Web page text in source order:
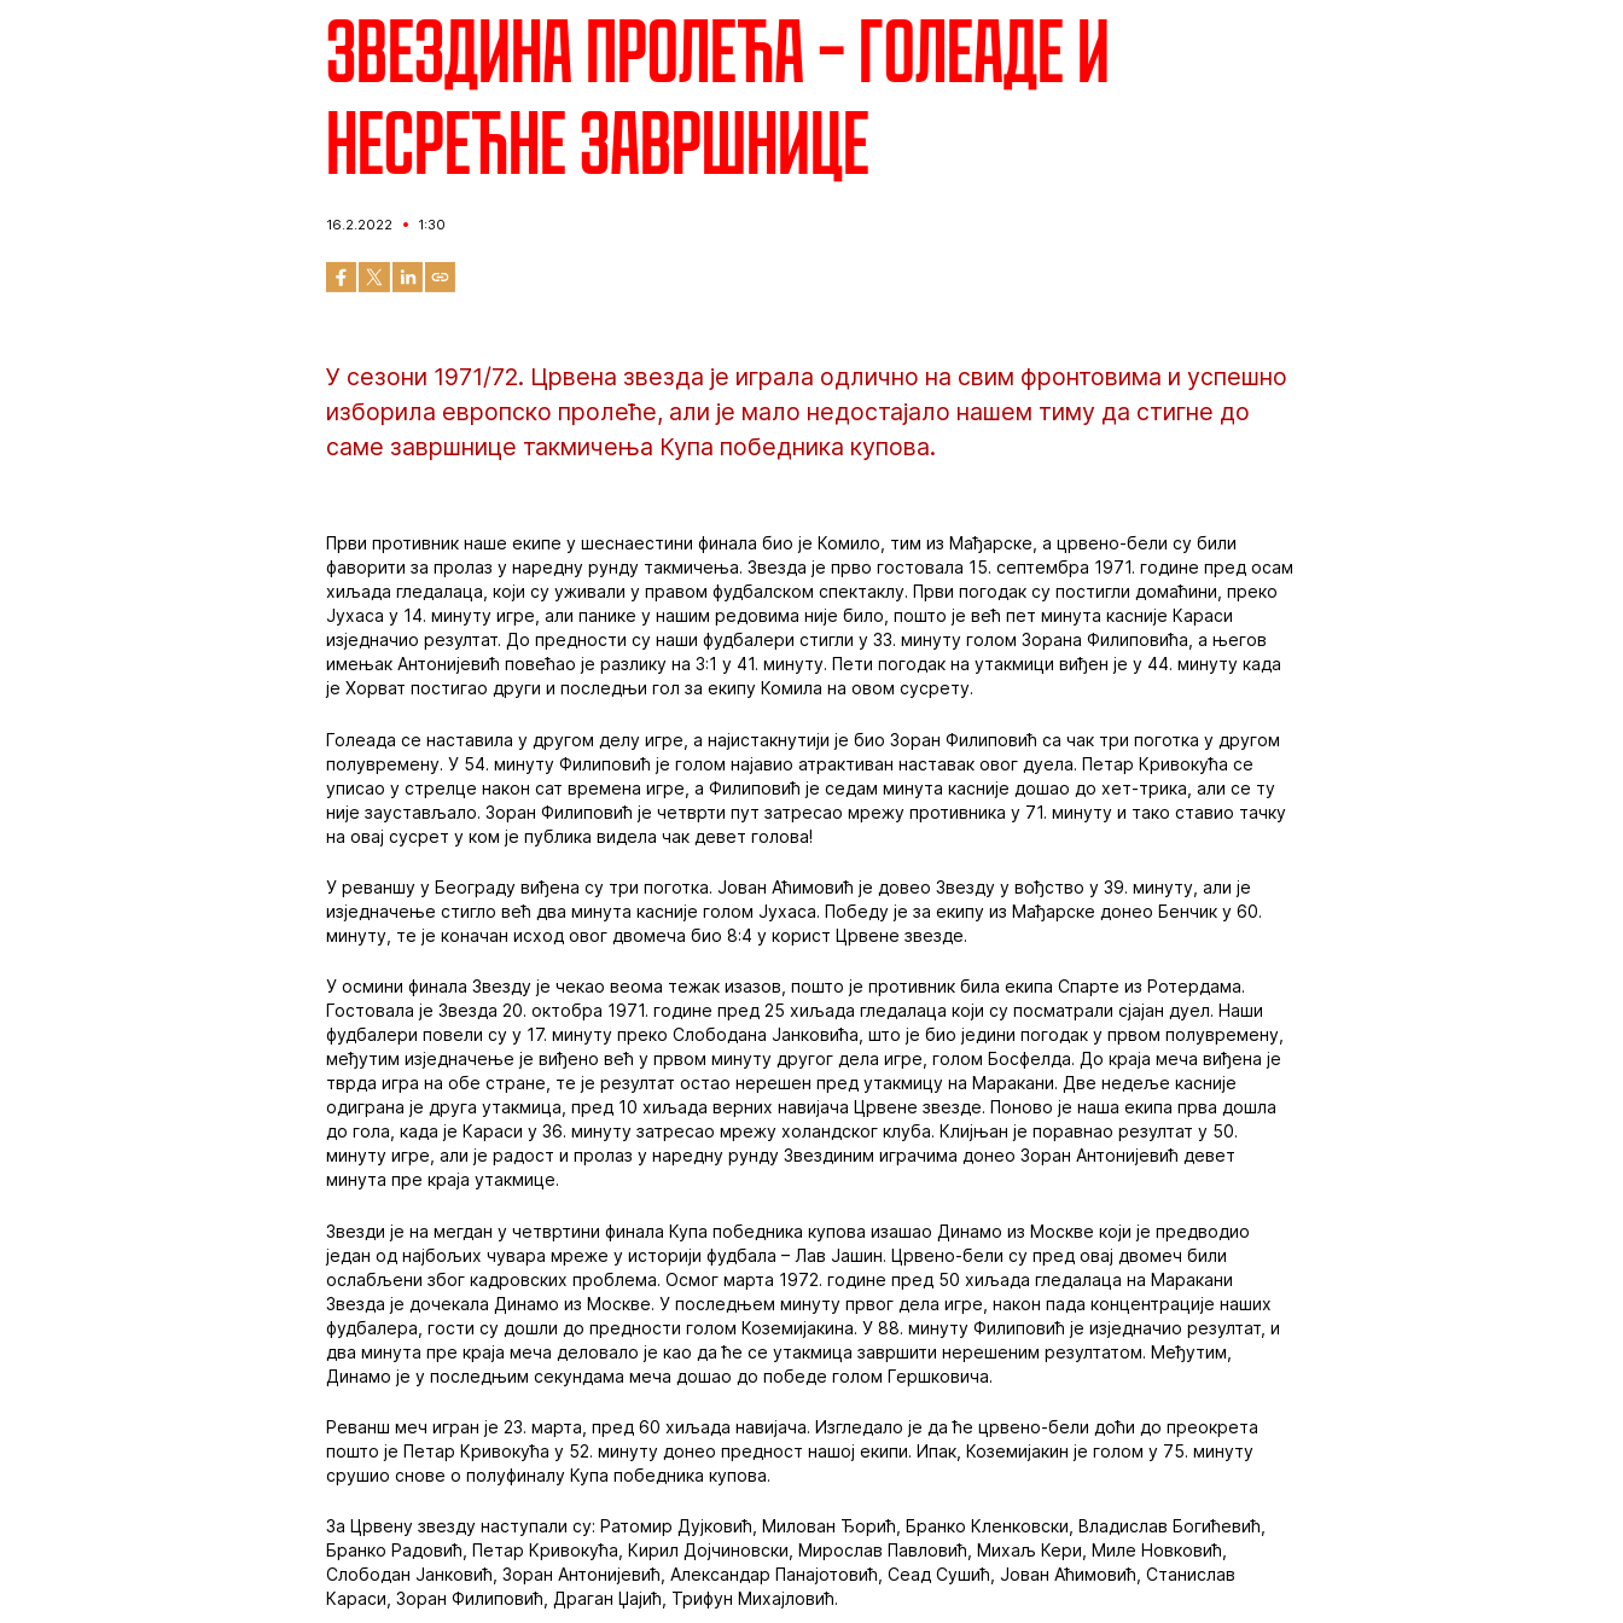
Звездина пролећа – Голеаде и
несрећне завршнице
16.2.2022 1:30
У сезони 1971/72. Црвена звезда је играла одлично на свим фронтовима и успешно
изборила европско пролеће, али је мало недостајало нашем тиму да стигне до
саме завршнице такмичења Купа победника купова.
Први противник наше екипе у шеснаестини финала био је Комило, тим из Мађарске, а црвено-бели су били
фаворити за пролаз у наредну рунду такмичења. Звезда је прво гостовала 15. септембра 1971. године пред осам
хиљада гледалаца, који су уживали у правом фудбалском спектаклу. Први погодак су постигли домаћини, преко
Јухаса у 14. минуту игре, али панике у нашим редовима није било, пошто је већ пет минута касније Караси
изједначио резултат. До предности су наши фудбалери стигли у 33. минуту голом Зорана Филиповића, а његов
имењак Антонијевић повећао је разлику на 3:1 у 41. минуту. Пети погодак на утакмици виђен је у 44. минуту када
је Хорват постигао други и последњи гол за екипу Комила на овом сусрету.
Голеада се наставила у другом делу игре, а најистакнутији је био Зоран Филиповић са чак три поготка у другом
полувремену. У 54. минуту Филиповић је голом најавио атрактиван наставак овог дуела. Петар Кривокућа се
уписао у стрелце након сат времена игре, а Филиповић је седам минута касније дошао до хет-трика, али се ту
није заустављало. Зоран Филиповић је четврти пут затресао мрежу противника у 71. минуту и тако ставио тачку
на овај сусрет у ком је публика видела чак девет голова!
У реваншу у Београду виђена су три поготка. Јован Аћимовић је довео Звезду у вођство у 39. минуту, али је
изједначење стигло већ два минута касније голом Јухаса. Победу је за екипу из Мађарске донео Бенчик у 60.
минуту, те је коначан исход овог двомеча био 8:4 у корист Црвене звезде.
У осмини финала Звезду је чекао веома тежак изазов, пошто је противник била екипа Спарте из Ротердама.
Гостовала је Звезда 20. октобра 1971. године пред 25 хиљада гледалаца који су посматрали сјајан дуел. Наши
фудбалери повели су у 17. минуту преко Слободана Јанковића, што је био једини погодак у првом полувремену,
међутим изједначење је виђено већ у првом минуту другог дела игре, голом Босфелда. До краја меча виђена је
тврда игра на обе стране, те је резултат остао нерешен пред утакмицу на Маракани. Две недеље касније
одиграна је друга утакмица, пред 10 хиљада верних навијача Црвене звезде. Поново је наша екипа прва дошла
до гола, када је Караси у 36. минуту затресао мрежу холандског клуба. Клијњан је поравнао резултат у 50.
минуту игре, али је радост и пролаз у наредну рунду Звездиним играчима донео Зоран Антонијевић девет
минута пре краја утакмице.
Звезди је на мегдан у четвртини финала Купа победника купова изашао Динамо из Москве који је предводио
један од најбољих чувара мреже у историји фудбала – Лав Јашин. Црвено-бели су пред овај двомеч били
ослабљени због кадровских проблема. Осмог марта 1972. године пред 50 хиљада гледалаца на Маракани
Звезда је дочекала Динамо из Москве. У последњем минуту првог дела игре, након пада концентрације наших
фудбалера, гости су дошли до предности голом Коземијакина. У 88. минуту Филиповић је изједначио резултат, и
два минута пре краја меча деловало је као да ће се утакмица завршити нерешеним резултатом. Међутим,
Динамо је у последњим секундама меча дошао до победе голом Гершковича.
Реванш меч игран је 23. марта, пред 60 хиљада навијача. Изгледало је да ће црвено-бели доћи до преокрета
пошто је Петар Кривокућа у 52. минуту донео предност нашој екипи. Ипак, Коземијакин је голом у 75. минуту
срушио снове о полуфиналу Купа победника купова.
За Црвену звезду наступали су: Ратомир Дујковић, Милован Ђорић, Бранко Кленковски, Владислав Богићевић,
Бранко Радовић, Петар Кривокућа, Кирил Дојчиновски, Мирослав Павловић, Михаљ Кери, Миле Новковић,
Слободан Јанковић, Зоран Антонијевић, Александар Панајотовић, Сеад Сушић, Јован Аћимовић, Станислав
Караси, Зоран Филиповић, Драган Џајић, Трифун Михајловић.